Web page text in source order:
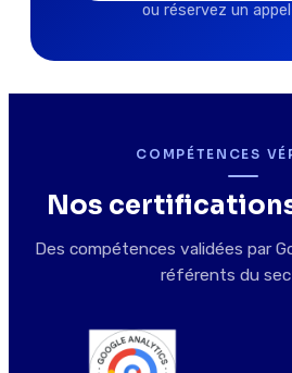
ou réservez un
COMPÉTENCES
Nos
Des compétences validées par
référents du